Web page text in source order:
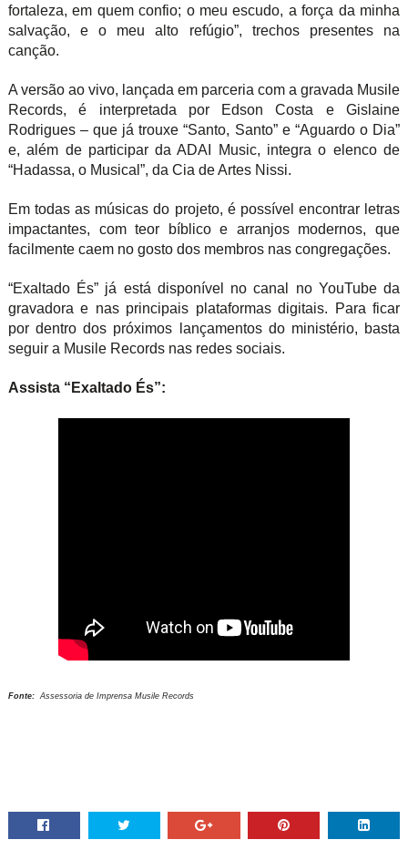
fortaleza, em quem confio; o meu escudo, a força da minha
salvação, e o meu alto refúgio”, trechos presentes na
canção.
A versão ao vivo, lançada em parceria com a gravada Musile
Records, é interpretada por Edson Costa e Gislaine
Rodrigues – que já trouxe “Santo, Santo” e “Aguardo o Dia”
e, além de participar da ADAI Music, integra o elenco de
“Hadassa, o Musical”, da Cia de Artes Nissi.
Em todas as músicas do projeto, é possível encontrar letras
impactantes, com teor bíblico e arranjos modernos, que
facilmente caem no gosto dos membros nas congregações.
“Exaltado És” já está disponível no canal no YouTube da
gravadora e nas principais plataformas digitais. Para ficar
por dentro dos próximos lançamentos do ministério, basta
seguir a Musile Records nas redes sociais.
Assista “Exaltado És”:
Fonte:Assessoria de Imprensa Musile Records